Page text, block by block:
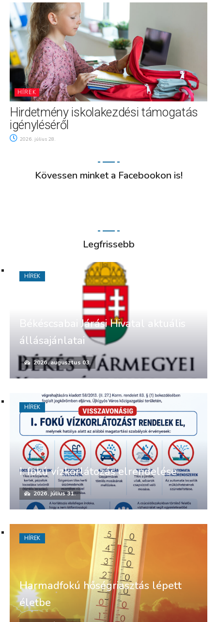
HÍREK
Hirdetmény iskolakezdési támogatás
igényléséről
2026. július 28.
Kövessen minket a Facebookon is!
Legfrissebb
Békéscsabai Járási Hivatal aktuális
állásajánlatai
2026. augusztus 03.
HÍREK
I. fokú vízkorlátozás elrendelése
2026. július 31.
HÍREK
Harmadfokú hőségriasztás lépett
életbe
HÍREK